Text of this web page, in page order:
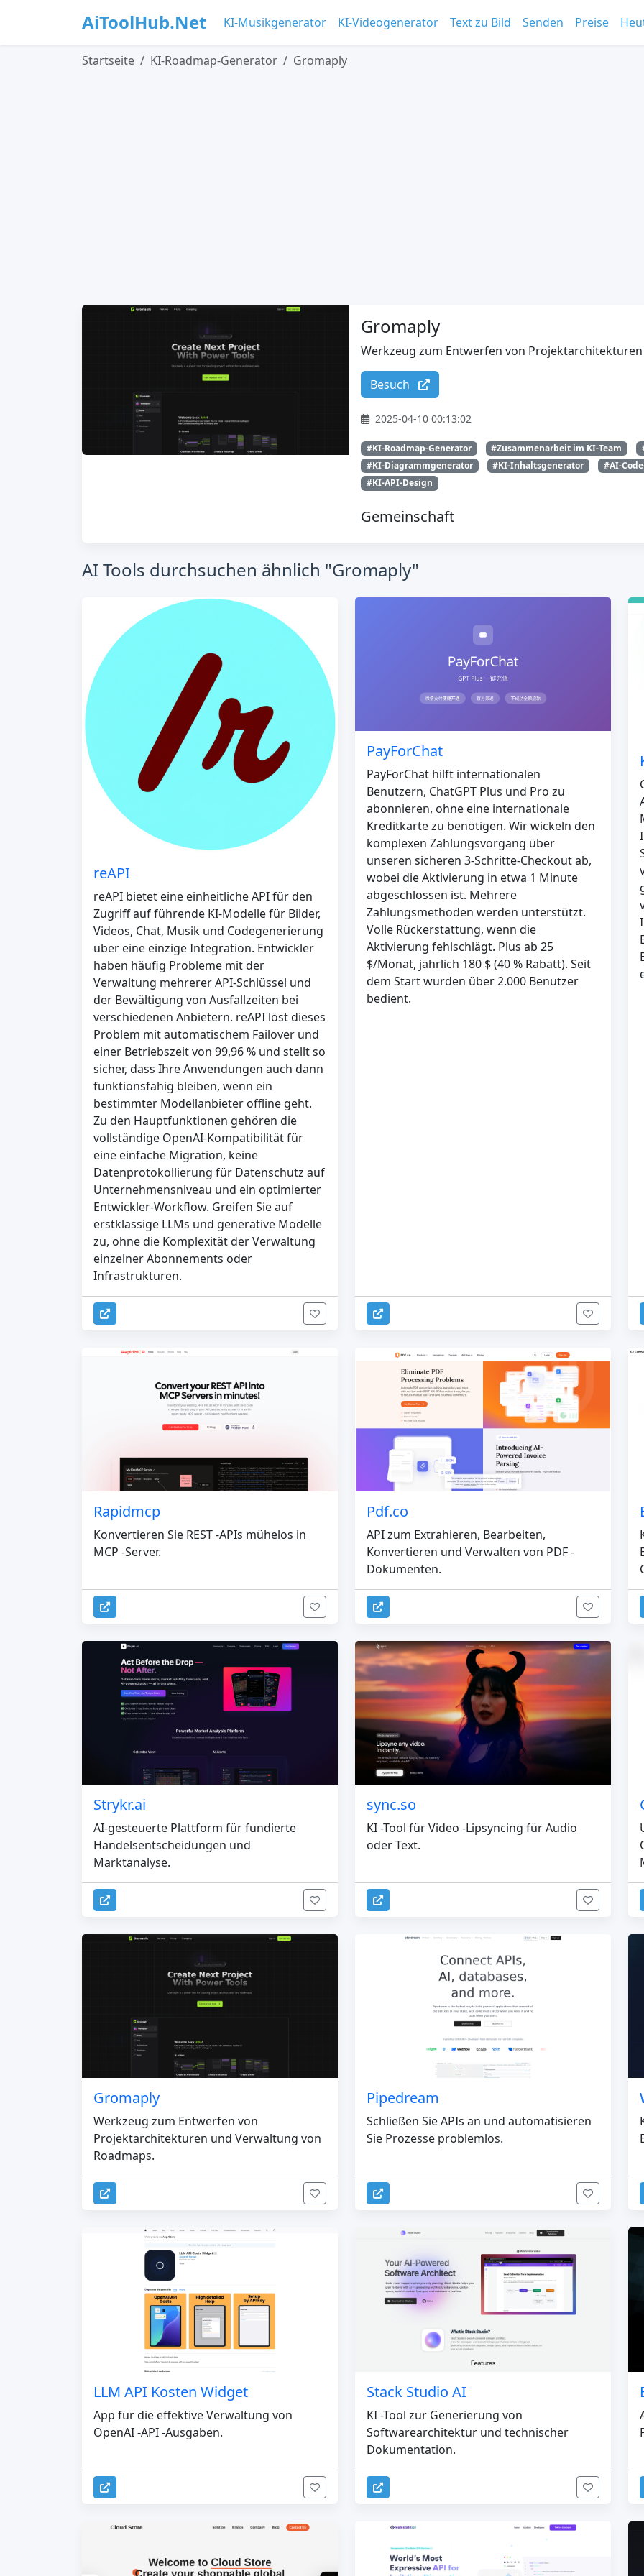
AiToolHub.Net KI-Musikgenerator KI-Videogenerator Text zu Bild Senden Preise
Startseite KI-Roadmap-Generator Gromaply
Gromaply
Werkzeug zum Entwerfen von
Besuch
2025-04-10 00:13:02
#KI-Roadmap-Generator #Zusammenarbeit im KI-Team
#KI-Diagrammgenerator
#KI-Inhaltsgenerator #AI-
#KI-API-Design
Gemeinschaft
AI Tools durchsuchen ähnlich "Gromaply"
reAPI
reAPI bietet eine einheitliche API für den
Zugriff auf führende KI-Modelle für Bilder,
Videos, Chat, Musik und Codegenerierung
über eine einzige Integration. Entwickler
haben häufig Probleme mit der
Verwaltung mehrerer API-Schlüssel und
der Bewältigung von Ausfallzeiten bei
verschiedenen Anbietern. reAPI löst dieses
Problem mit automatischem Failover und
einer Betriebszeit von 99,96 % und stellt so
sicher, dass Ihre Anwendungen auch dann
funktionsfähig bleiben, wenn ein
bestimmter Modellanbieter offline geht.
Zu den Hauptfunktionen gehören die
vollständige OpenAI-Kompatibilität für
eine einfache Migration, keine
Datenprotokollierung für Datenschutz auf
Unternehmensniveau und ein optimierter
Entwickler-Workflow. Greifen Sie auf
erstklassige LLMs und generative Modelle
zu, ohne die Komplexität der Verwaltung
einzelner Abonnements oder
Infrastrukturen.
PayForChat
PayForChat hilft internationalen
Benutzern, ChatGPT Plus und Pro zu
abonnieren, ohne eine internationale
Kreditkarte zu benötigen. Wir wickeln den
komplexen Zahlungsvorgang über
unseren sicheren 3-Schritte-Checkout ab,
wobei die Aktivierung in etwa 1 Minute
abgeschlossen ist. Mehrere
Zahlungsmethoden werden unterstützt.
Volle Rückerstattung, wenn die
Aktivierung fehlschlägt. Plus ab 25
$/Monat, jährlich 180 $ (40 % Rabatt). Seit
dem Start wurden über 2.000 Benutzer
bedient.
Rapidmcp
Konvertieren Sie REST -APIs mühelos in
MCP -Server.
Pdf.co
API zum Extrahieren, Bearbeiten,
Konvertieren und Verwalten von PDF -
Dokumenten.
Strykr.ai
AI-gesteuerte Plattform für fundierte
Handelsentscheidungen und
Marktanalyse.
sync.so
KI -Tool für Video -Lipsyncing für Audio
oder Text.
Gromaply
Werkzeug zum Entwerfen von
Projektarchitekturen und Verwaltung von
Roadmaps.
Pipedream
Schließen Sie APIs an und automatisieren
Sie Prozesse problemlos.
LLM API Kosten Widget
App für die effektive Verwaltung von
OpenAI -API -Ausgaben.
Stack Studio AI
KI -Tool zur Generierung von
Softwarearchitektur und technischer
Dokumentation.